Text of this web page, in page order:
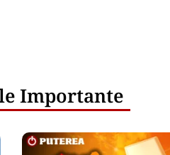
Importante